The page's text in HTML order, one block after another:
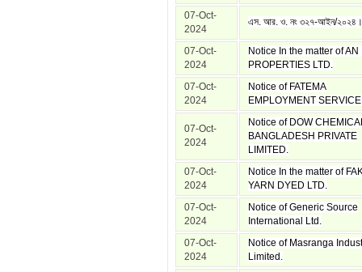
07-Oct-
2024
এস. আর. ও. নং ৩২৭-আইন/২০২৪।
07-Oct-
2024
Notice In the matter of AN
PROPERTIES LTD.
07-Oct-
2024
Notice of FATEMA
EMPLOYMENT
07-Oct-
2024
Notice of DOW
BANGLADESH PRIVATE
LIMITED.
07-Oct-
2024
Notice In the matter of
YARN DYED LTD.
07-Oct-
2024
Notice of Generic Source
International Ltd.
07-Oct-
2024
Notice of Masranga
Limited.